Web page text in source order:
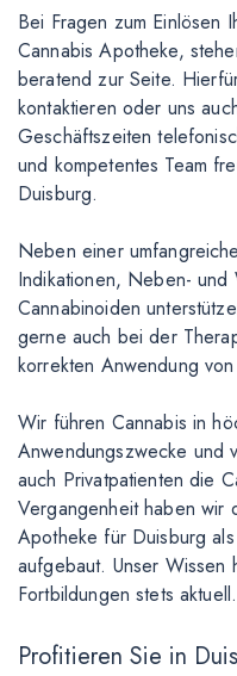
Bei Fragen zum Einlösen
Cannabis Apotheke,
beratend zur Seite.
kontaktieren oder uns
Geschäftszeiten
und kompetentes Team
Duisburg.
Neben einer
Indikationen, Neben- und
Cannabinoiden
gerne auch bei der
korrekten Anwendung
Wir führen Cannabis in
Anwendungszwecke und
auch Privatpatienten die
Vergangenheit haben wir
Apotheke für Duisburg
aufgebaut. Unser Wissen
Fortbildungen stets aktuell.
Profitieren Sie in